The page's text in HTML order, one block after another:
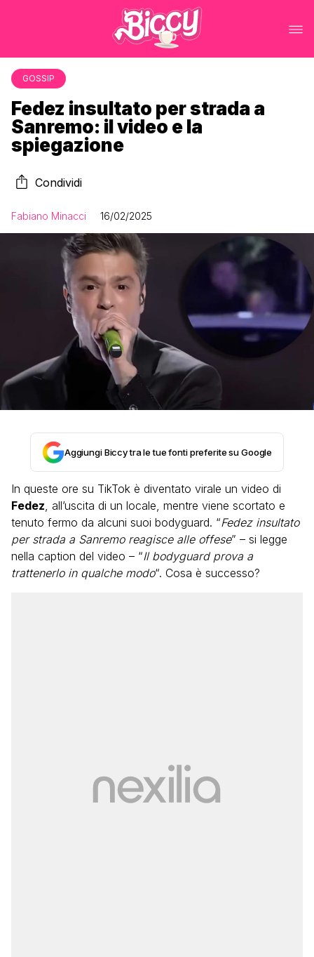
GOSSIP
Fedez insultato per strada a
Sanremo: il video e la
spiegazione
Condividi
Fabiano Minacci 16/02/2025
Aggiungi Biccy tra le tue fonti preferite su Google
In queste ore su TikTok è diventato virale un video di
Fedez, all’uscita di un locale, mentre viene scortato e
tenuto fermo da alcuni suoi bodyguard. “Fedez insultato
per strada a Sanremo reagisce alle offese” – si legge
nella caption del video – “Il bodyguard prova a
trattenerlo in qualche modo“. Cosa è successo?